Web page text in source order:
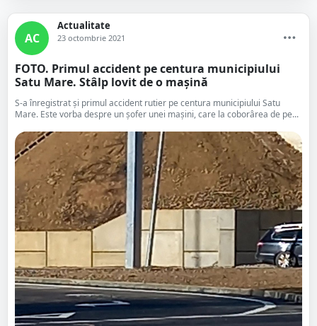
AC
Actualitate
23 octombrie 2021
FOTO. Primul accident pe centura municipiului
Satu Mare. Stâlp lovit de o mașină
S-a înregistrat și primul accident rutier pe centura municipiului Satu
Mare. Este vorba despre un șofer unei mașini, care la coborârea de pe...